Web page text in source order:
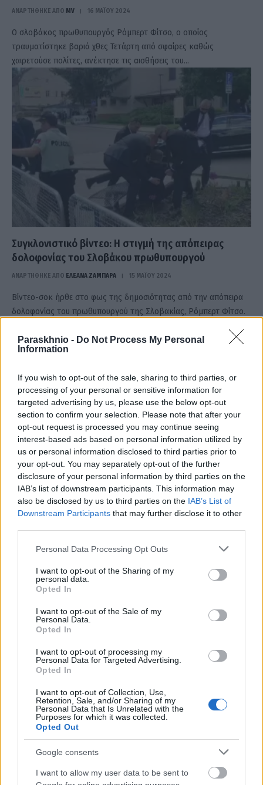
Paraskhnio - Do Not Process My Personal
Information
If you wish to opt-out of the sale, sharing to third parties, or
processing of your personal or sensitive information for
targeted advertising by us, please use the below opt-out
section to confirm your selection. Please note that after your
opt-out request is processed you may continue seeing
interest-based ads based on personal information utilized by
us or personal information disclosed to third parties prior to
your opt-out. You may separately opt-out of the further
disclosure of your personal information by third parties on the
IAB’s list of downstream participants. This information may
also be disclosed by us to third parties on the IAB’s List of
Downstream Participants that may further disclose it to other
Please note that this website/app uses one or more Google
not limited to your visit or usage behaviour. You may click to
grant or deny consent to Google and its third-party tags to
use your data for below specified purposes in below Google
consent section.
Personal Data Processing Opt Outs
I want to opt-out of the Sharing of my
personal data.
Opted In
I want to opt-out of the Sale of my
Personal Data.
Opted In
I want to opt-out of processing my
Personal Data for Targeted Advertising.
Opted In
I want to opt-out of Collection, Use,
Retention, Sale, and/or Sharing of my
Personal Data that Is Unrelated with the
Purposes for which it was collected.
Opted Out
Google consents
I want to allow my user data to be sent to
ΑΝΑΡΤΗΘΗΚΕ ΑΠΟ MV 16 ΜΑΪ́ΟΥ 2024
Ο σλοβάκος πρωθυπουργός Ρόμπερτ Φίτσο, ο οποίος
τραυματίστηκε βαριά χθες Τετάρτη από σφαίρες καθώς
χαιρετούσε πολίτες, ανέκτησε τις αισθήσεις του…
Συγκλονιστικό βίντεο: Η στιγμή της απόπειρας
δολοφονίας του Σλοβάκου πρωθυπουργού
ΑΝΑΡΤΗΘΗΚΕ ΑΠΟ ΕΛΕΑΝΑ ΖΑΜΠΑΡΑ 15 ΜΑΪ́ΟΥ 2024
Βίντεο-σοκ ήρθε στο φως της δημοσιότητας από την απόπειρα
δολοφονίας του πρωθυπουργού της Σλοβακίας, Ρόμπερτ Φίτσο.
Μητσοτάκης: Είμαι συγκλονισμένος από την
ΑΝΑΡΤΗΘΗΚΕ ΑΠΟΕΛΕΑΝΑ ΖΑΜΠΑΡΑ 15 ΜΑΪ́ΟΥ 2024
Ο Έλληνας πρωθυπουργός, Κυριάκος Μητσοτάκης δηλώνει
συγκλονισμένος από την επίθεση με πυροβολισμούς κατά του